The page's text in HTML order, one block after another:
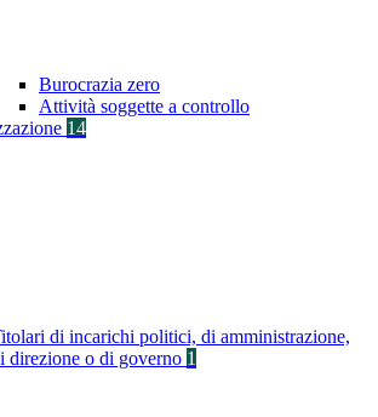
Burocrazia zero
Attività soggette a controllo
14
di incarichi politici, di amministrazione,
direzione o di governo 1